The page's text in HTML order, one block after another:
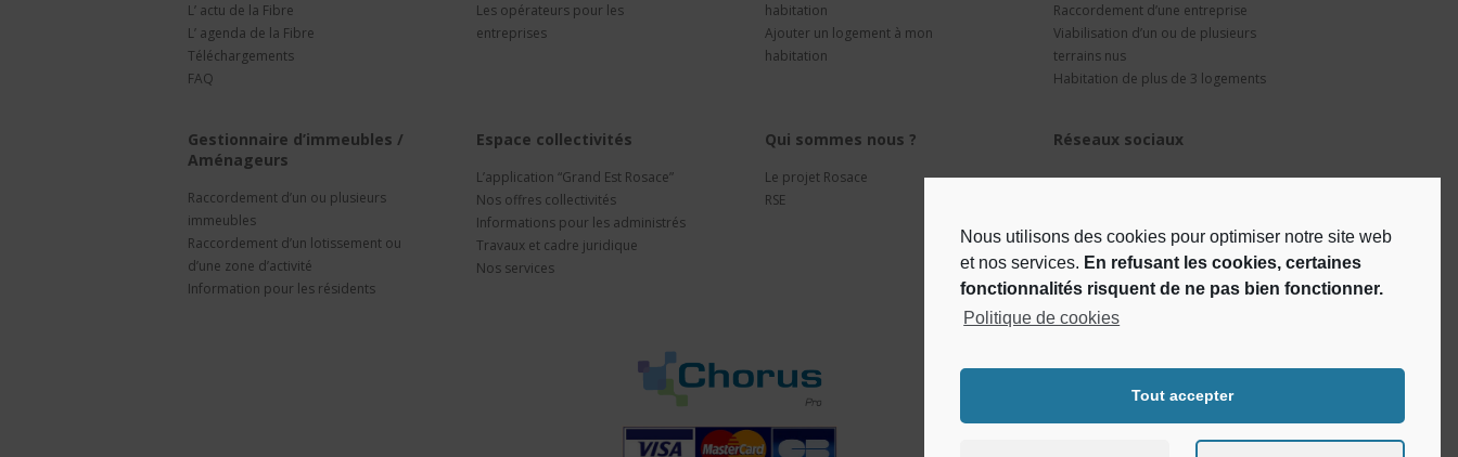
Nous utilisons des cookies pour optimiser notre site web
et nos services. En refusant les cookies, certaines
fonctionnalités risquent de ne pas bien fonctionner.
Politique de cookies
Tout accepter
L’ actu de la Fibre
L’ agenda de la Fibre
Téléchargements
FAQ
Les opérateurs pour les
entreprises
habitation
Ajouter un logement à mon
habitation
Raccordement d’une entreprise
Viabilisation d’un ou de plusieurs
terrains nus
Habitation de plus de 3 logements
Gestionnaire d’immeubles /
Aménageurs
Raccordement d’un ou plusieurs
immeubles
Raccordement d’un lotissement ou
d’une zone d’activité
Information pour les résidents
Espace collectivités
L’application “Grand Est Rosace”
Nos offres collectivités
Informations pour les administrés
Travaux et cadre juridique
Nos services
Qui sommes nous ?
Le projet Rosace
RSE
Réseaux sociaux